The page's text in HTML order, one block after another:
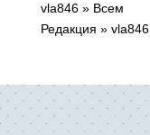
vla846 » Всем
Редакция » vla846